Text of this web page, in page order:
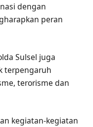
dengan
peran
Sulsel juga
terpengaruh
terorisme dan
kegiatan-kegiatan